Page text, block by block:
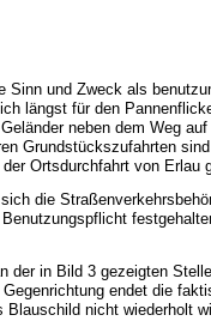
Sinn und Zweck als
längst für den
neben dem Weg
Grundstückszufahrten
Ortsdurchfahrt von Erlau
die
der in Bild 3 gezeigten
endet die
Blauschild nicht wiederholt